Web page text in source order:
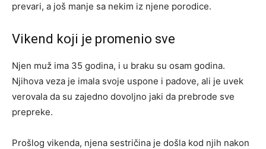
prevari, a još manje sa nekim iz njene porodice.
Vikend koji je promenio sve
Njen muž ima 35 godina, i u braku su osam godina.
Njihova veza je imala svoje uspone i padove, ali je uvek
verovala da su zajedno dovoljno jaki da prebrode sve
prepreke.
Prošlog vikenda, njena sestričina je došla kod njih nakon